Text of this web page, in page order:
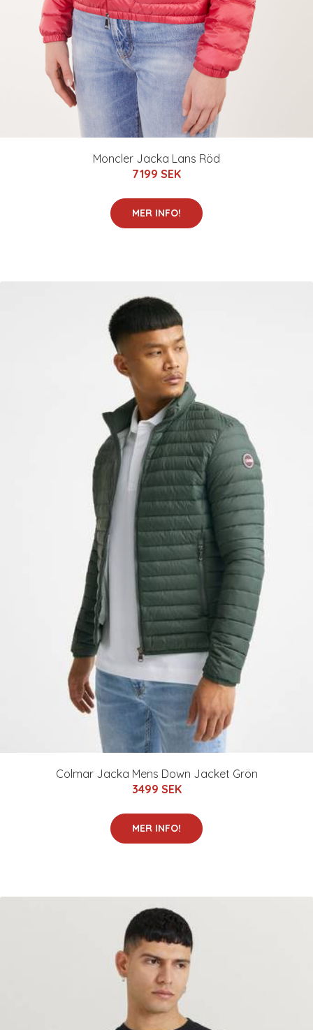
Moncler Jacka Lans Röd
7199 SEK
MER INFO!
Colmar Jacka Mens Down Jacket Grön
3499 SEK
MER INFO!